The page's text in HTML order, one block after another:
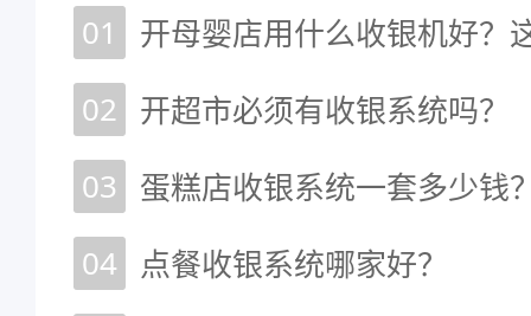
01
02 开超市必须有收银系统吗？
03
04
点餐收银系统哪家好？